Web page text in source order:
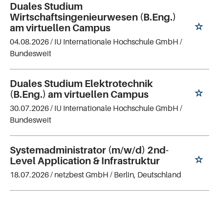
Duales Studium
Wirtschaftsingenieurwesen (B.Eng.)
am virtuellen Campus
04.08.2026 / IU Internationale Hochschule GmbH /
Bundesweit
Duales Studium Elektrotechnik
(B.Eng.) am virtuellen Campus
30.07.2026 / IU Internationale Hochschule GmbH /
Bundesweit
Systemadministrator (m/w/d) 2nd-
Level Application & Infrastruktur
18.07.2026 / netzbest GmbH / Berlin, Deutschland